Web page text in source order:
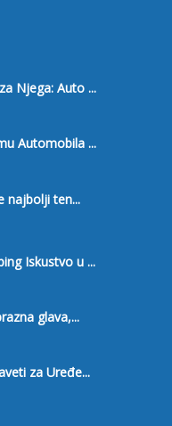
Njega: Auto ...
Automobila ...
najbolji ten...
Iskustvo u ...
glava,...
za Uređe...